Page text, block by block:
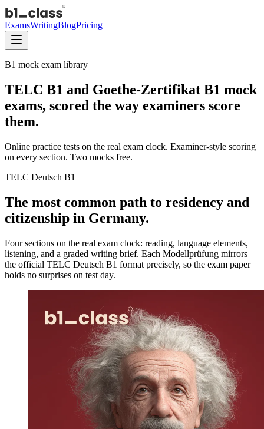
ExamsWritingBlogPricing
B1 mock exam library
TELC B1 and Goethe-Zertifikat B1 mock
exams, scored the way examiners score
them.
Online practice tests on the real exam clock. Examiner-style scoring
on every section. Two mocks free.
TELC Deutsch B1
The most common path to residency and
citizenship in Germany.
Four sections on the real exam clock: reading, language elements,
listening, and a graded writing brief. Each Modellprüfung mirrors
the official TELC Deutsch B1 format precisely, so the exam paper
holds no surprises on test day.